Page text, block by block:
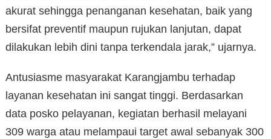
akurat sehingga penanganan kesehatan, baik yang
bersifat preventif maupun rujukan lanjutan, dapat
dilakukan lebih dini tanpa terkendala jarak,” ujarnya.
Antusiasme masyarakat Karangjambu terhadap
layanan kesehatan ini sangat tinggi. Berdasarkan
data posko pelayanan, kegiatan berhasil melayani
309 warga atau melampaui target awal sebanyak 300